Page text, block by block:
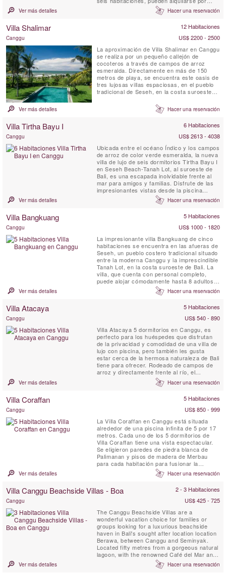
separado o juntas, proporcionando un total
de once habitaciones con capacidad para
profesionalmente para ofrecerle un servicio
Ver más detalles Hacer una reservación
Villa Shalimar 12 Habitaciones
Canggu
US$ 2200 - 2500
La aproximación de Villa Shalimar en Canggu
se realiza por un pequeño callejón de
cocoteros a través de campos de arroz
esmeralda. Directamente en más de 150
metros de playa, se encuentra este oasis de
tres lujosas villas espaciosas, en el pueblo
tradicional de Seseh, en la costa suroeste
arquitectura tropical contemporánea, la vida
al aire libre y la abundancia de luz. Una
Ver más detalles Hacer una reservación
Villa Tirtha Bayu I 6 Habitaciones
Canggu
US$ 2613 - 4038
Ubicada entre el océano Índico y los campos
de arroz de color verde esmeralda, la nueva
villa de lujo de seis dormitorios Tirtha Bayu I
en Seseh Beach-Tanah Lot, al suroeste de
Bali, es una escapada inolvidable frente al
mar para amigos y familias. Disfrute de las
impresionantes vistas desde la piscina
infinita de 14 metros rodeada de
exuberantes jardines tropicales, juegue una
gimnasio o simplemente siéntese y disfrute
Ver más detalles Hacer una reservación
Villa Bangkuang 5 Habitaciones
Canggu
US$ 1000 - 1820
La impresionante villa Bangkuang de cinco
habitaciones se encuentra en las afueras de
Seseh, un pueblo costero tradicional situado
entre la moderna Canggu y la imprescindible
Tanah Lot, en la costa suroeste de Bali. La
villa, que cuenta con personal completo,
puede alojar cómodamente hasta 8 adultos y
3 niños en cinco amplias suites distribuidas
en dos pabellones dentro de encantadores
estanque de lotos, instalaciones de
Ver más detalles Hacer una reservación
Villa Atacaya 5 Habitaciones
Canggu
US$ 540 - 890
Villa Atacaya 5 dormitorios en Canggu, es
perfecto para los huéspedes que disfrutan
de la privacidad y comodidad de una villa de
lujo con piscina, pero también les gusta
estar cerca de la hermosa naturaleza de Bali
tiene para ofrecer. Rodeado de campos de
arroz y directamente frente al río, el
establecimiento ofrece unas vistas
impresionantes desde el salón.
Ver más detalles Hacer una reservación
Villa Coraffan 5 Habitaciones
Canggu
US$ 850 - 999
La Villa Coraffan en Canggu está situada
alrededor de una piscina infinita de 5 por 17
metros. Cada uno de los 5 dormitorios de
Villa Coraffan tiene una vista espectacular.
Se eligieron paredes de piedra blanca de
Palimanan y pisos de madera de Merbau
para cada habitación para fusionar la
tranquilidad digna de un templo con la
calidez terrenal. Villa Coraffan tiene una sala
Otras áreas comunes incluyen una
Ver más detalles Hacer una reservación
Villa Canggu Beachside Villas - Boa 2 - 3 Habitaciones
Canggu
US$ 425 - 725
The Canggu Beachside Villas are a
wonderful vacation choice for families or
groups looking for a luxurious beachside
haven in Bali's sought after location location
Berawa, between Canggu and Seminyak.
Located fifty metres from a gorgeous natural
lagoon, with the renowned Café del Mar and
Lalaguna just a 100 m stroll from your front
door, the three villas have been designed to
Ver más detalles Hacer una reservación